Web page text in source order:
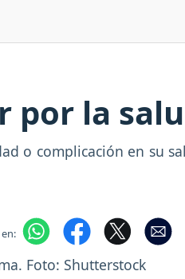
por la
o complicación en su